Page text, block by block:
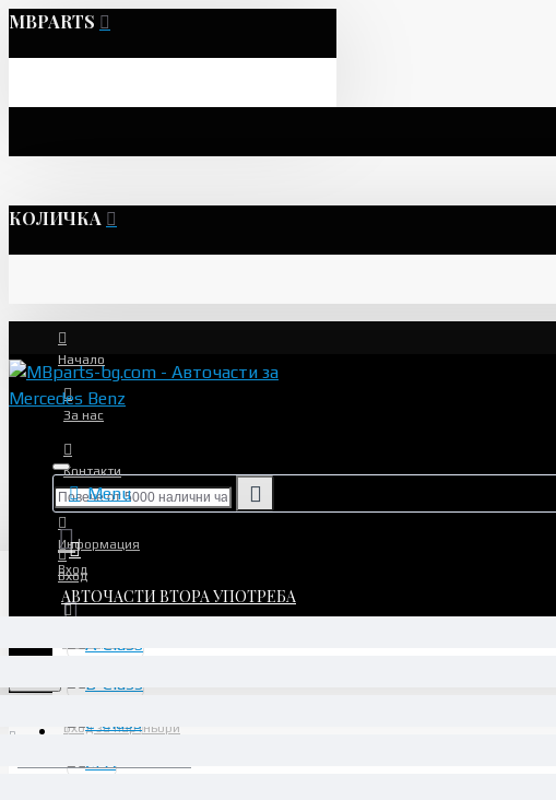
MBPARTS
КОЛИЧКА
Начало
За нас
Контакти
Информация
Вход за партньори
Вход
Menu
АВТОЧАСТИ ВТОРА УПОТРЕБА
Вход